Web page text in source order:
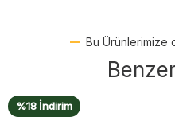
Bu Ürünlerimize
%18 İndirim